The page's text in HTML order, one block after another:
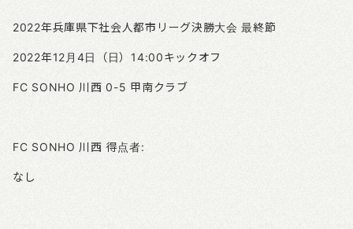
2022年兵庫県下社会人都市リーグ決勝大会 最終節
2022年12 月 4日（日）14:00キックオフ
FC SONHO 川西 0-5 甲南クラブ
FC SONHO 川西 得点者:
なし